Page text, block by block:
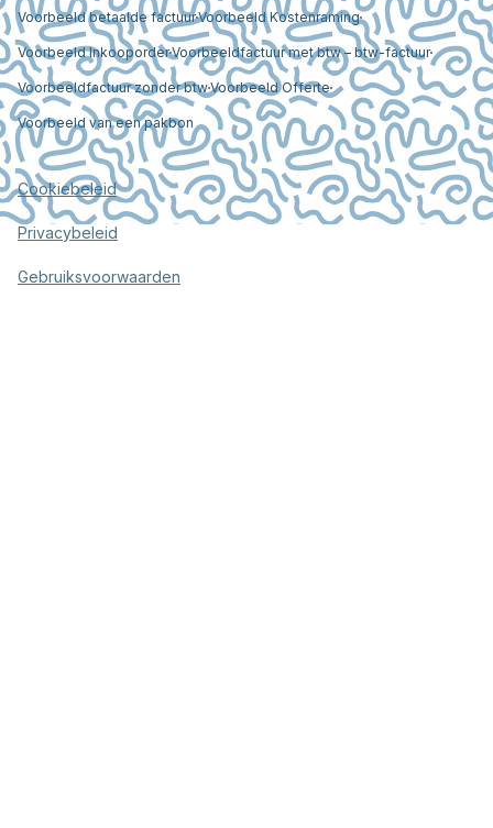
Voorbeeld betaalde factuurVoorbeeld Kostenraming
Voorbeeld InkooporderVoorbeeldfactuur met btw – btw-factuur
Voorbeeldfactuur zonder btwVoorbeeld Offerte
Voorbeeld van een pakbon
Cookiebeleid
Privacybeleid
Gebruiksvoorwaarden